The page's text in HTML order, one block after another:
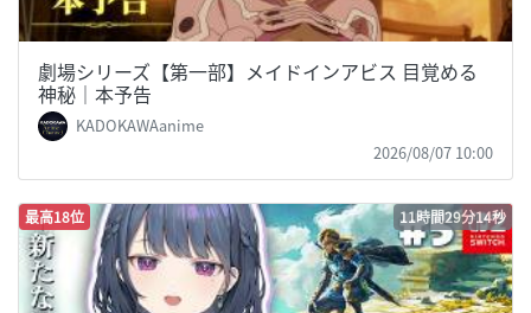
劇場シリーズ【第一部】メイドインアビス 目覚める
神秘｜本予告
KADOKAWAanime
2026/08/07 10:00
最高18位 11時間29分14秒